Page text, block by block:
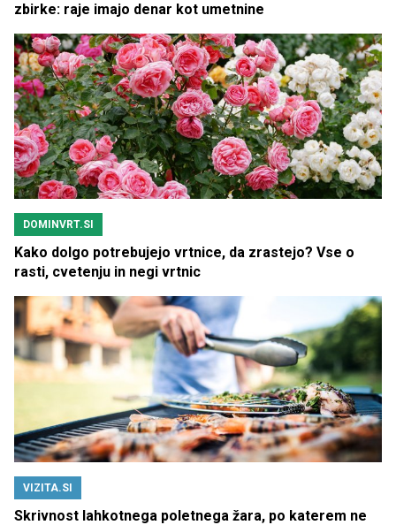
zbirke: raje imajo denar kot umetnine
DOMINVRT.SI
Kako dolgo potrebujejo vrtnice, da zrastejo? Vse o
rasti, cvetenju in negi vrtnic
VIZITA.SI
Skrivnost lahkotnega poletnega žara, po katerem ne